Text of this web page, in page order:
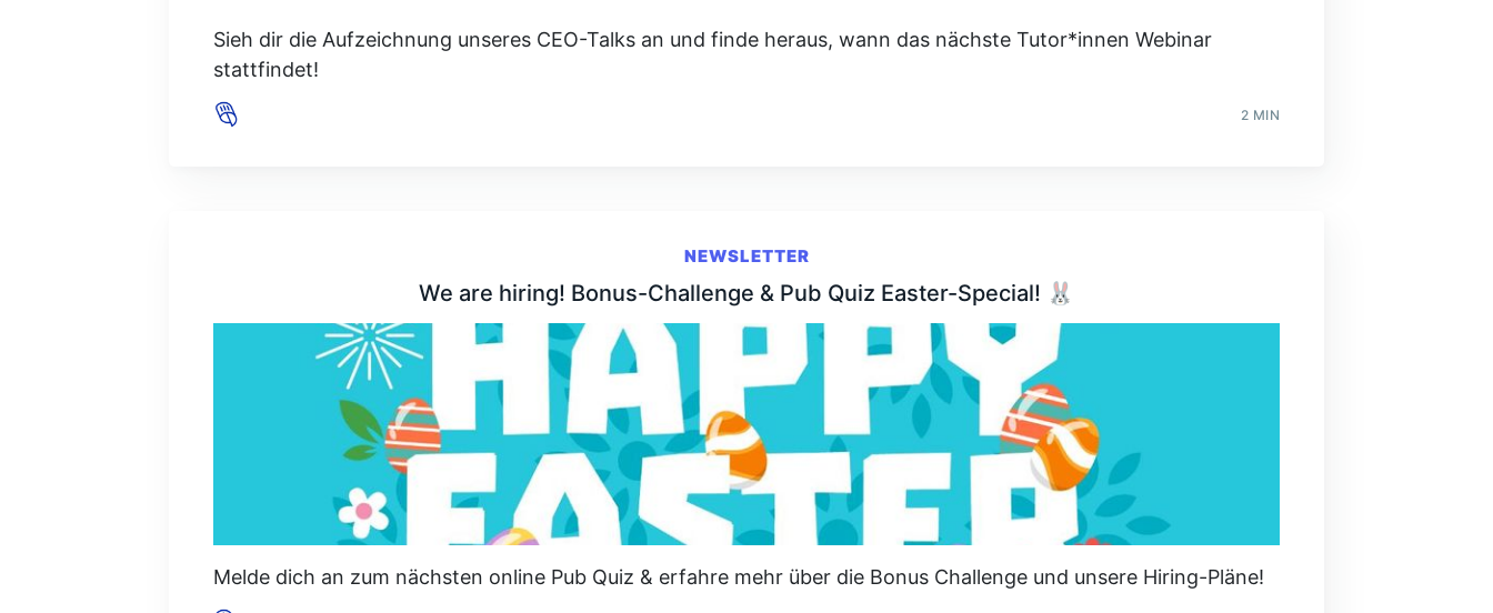
Sieh dir die Aufzeichnung unseres CEO-Talks an und finde heraus, wann das nächste Tutor*innen Webinar
stattfindet!
2 MIN
NEWSLETTER
We are hiring! Bonus-Challenge & Pub Quiz Easter-Special! 🐰
Melde dich an zum nächsten online Pub Quiz & erfahre mehr über die Bonus Challenge und unsere Hiring-Pläne!